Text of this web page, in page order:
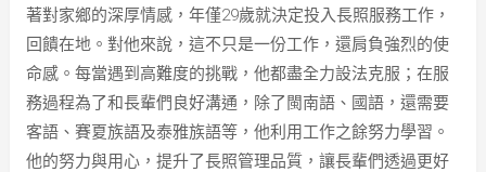
著對家鄉的深厚情感，年僅29歲就決定投入長照服務工作，
回饋在地。對他來說，這不只是一份工作，還肩負強烈的使
命感。每當遇到高難度的挑戰，他都盡全力設法克服；在服
務過程為了和長輩們良好溝通，除了閩南語、國語，還需要
客語、賽夏族語及泰雅族語等，他利用工作之餘努力學習。
他的努力與用心，提升了長照管理品質，讓長輩們透過更好